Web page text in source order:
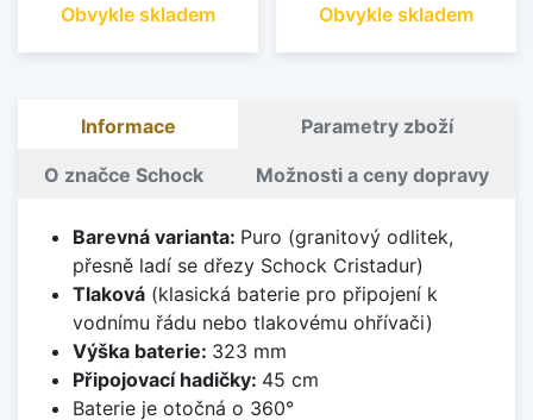
Obvykle skladem Obvykle skladem
Informace Parametry zboží
O značce Schock Možnosti a ceny dopravy
Barevná varianta: Puro (granitový odlitek,
přesně ladí se dřezy Schock Cristadur)
Tlaková(klasická baterie pro připojení k
vodnímu řádu nebo tlakovému ohřívači)
Výška baterie: 323 mm
Připojovací hadičky: 45 cm
Baterie je otočná o 360°